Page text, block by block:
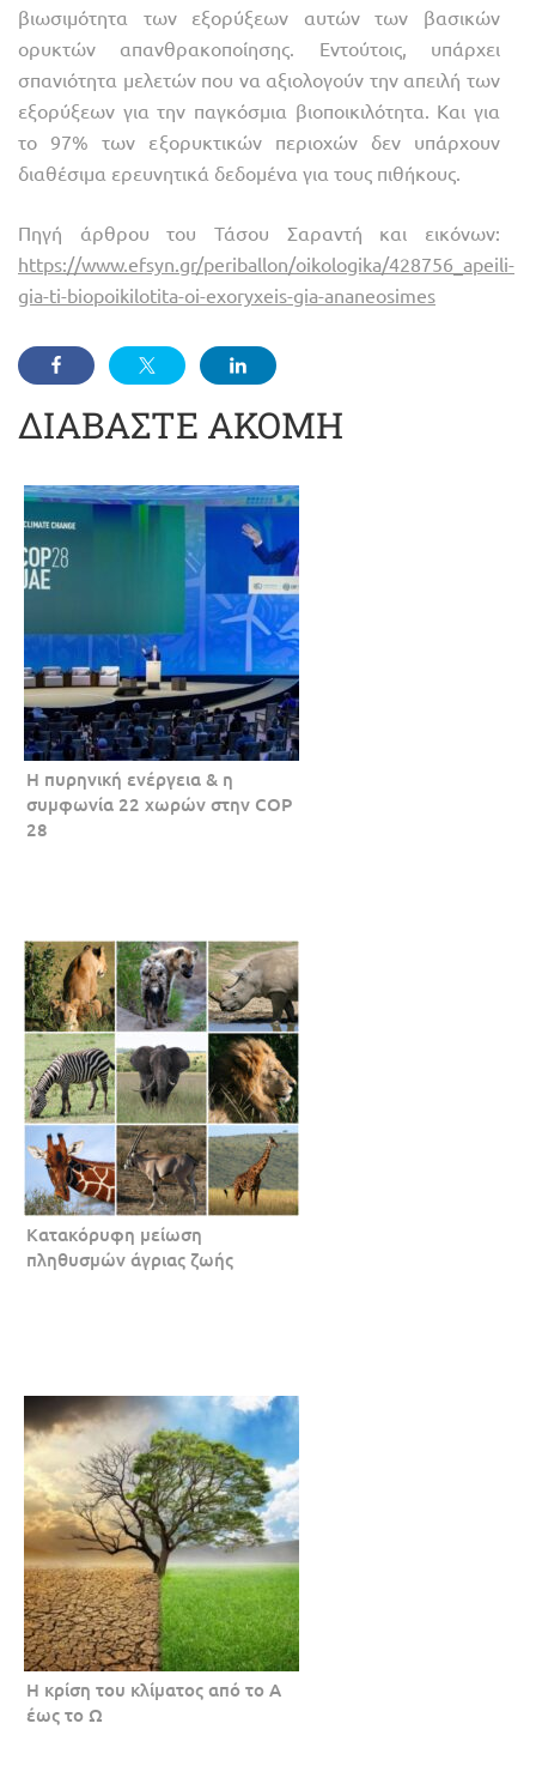
βιωσιμότητα των εξορύξεων αυτών των βασικών
ορυκτών απανθρακοποίησης. Εντούτοις, υπάρχει
σπανιότητα μελετών που να αξιολογούν την απειλή των
εξορύξεων για την παγκόσμια βιοποικιλότητα. Και για
το 97% των εξορυκτικών περιοχών δεν υπάρχουν
διαθέσιμα ερευνητικά δεδομένα για τους πιθήκους.
Πηγή άρθρου του Τάσου Σαραντή και εικόνων:
https://www.efsyn.gr/periballon/oikologika/428756_apeili-
gia-ti-biopoikilotita-oi-exoryxeis-gia-ananeosimes
ΔΙΑΒΑΣΤΕ ΑΚΟΜΗ
Η πυρηνική ενέργεια & η
συμφωνία 22 χωρών στην COP
28
Κατακόρυφη μείωση
πληθυσμών άγριας ζωής
Η κρίση του κλίματος από το Α
έως το Ω